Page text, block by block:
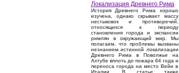
Локализация Древнего Рима
История Древнего Рима хорошо
изучена, однако скрывает массу
нестыковок и противоречий,
относящихся к периоду
становления города и экспансии
римлян в окружающий мир. Мы
полагаем, что проблемы вызваны
незнанием истинной локализации
Древнего Рима в Поволжье на
Ахтубе вплоть до пожара 64 года и
переноса города на место Вейи в
Италии. В статье также